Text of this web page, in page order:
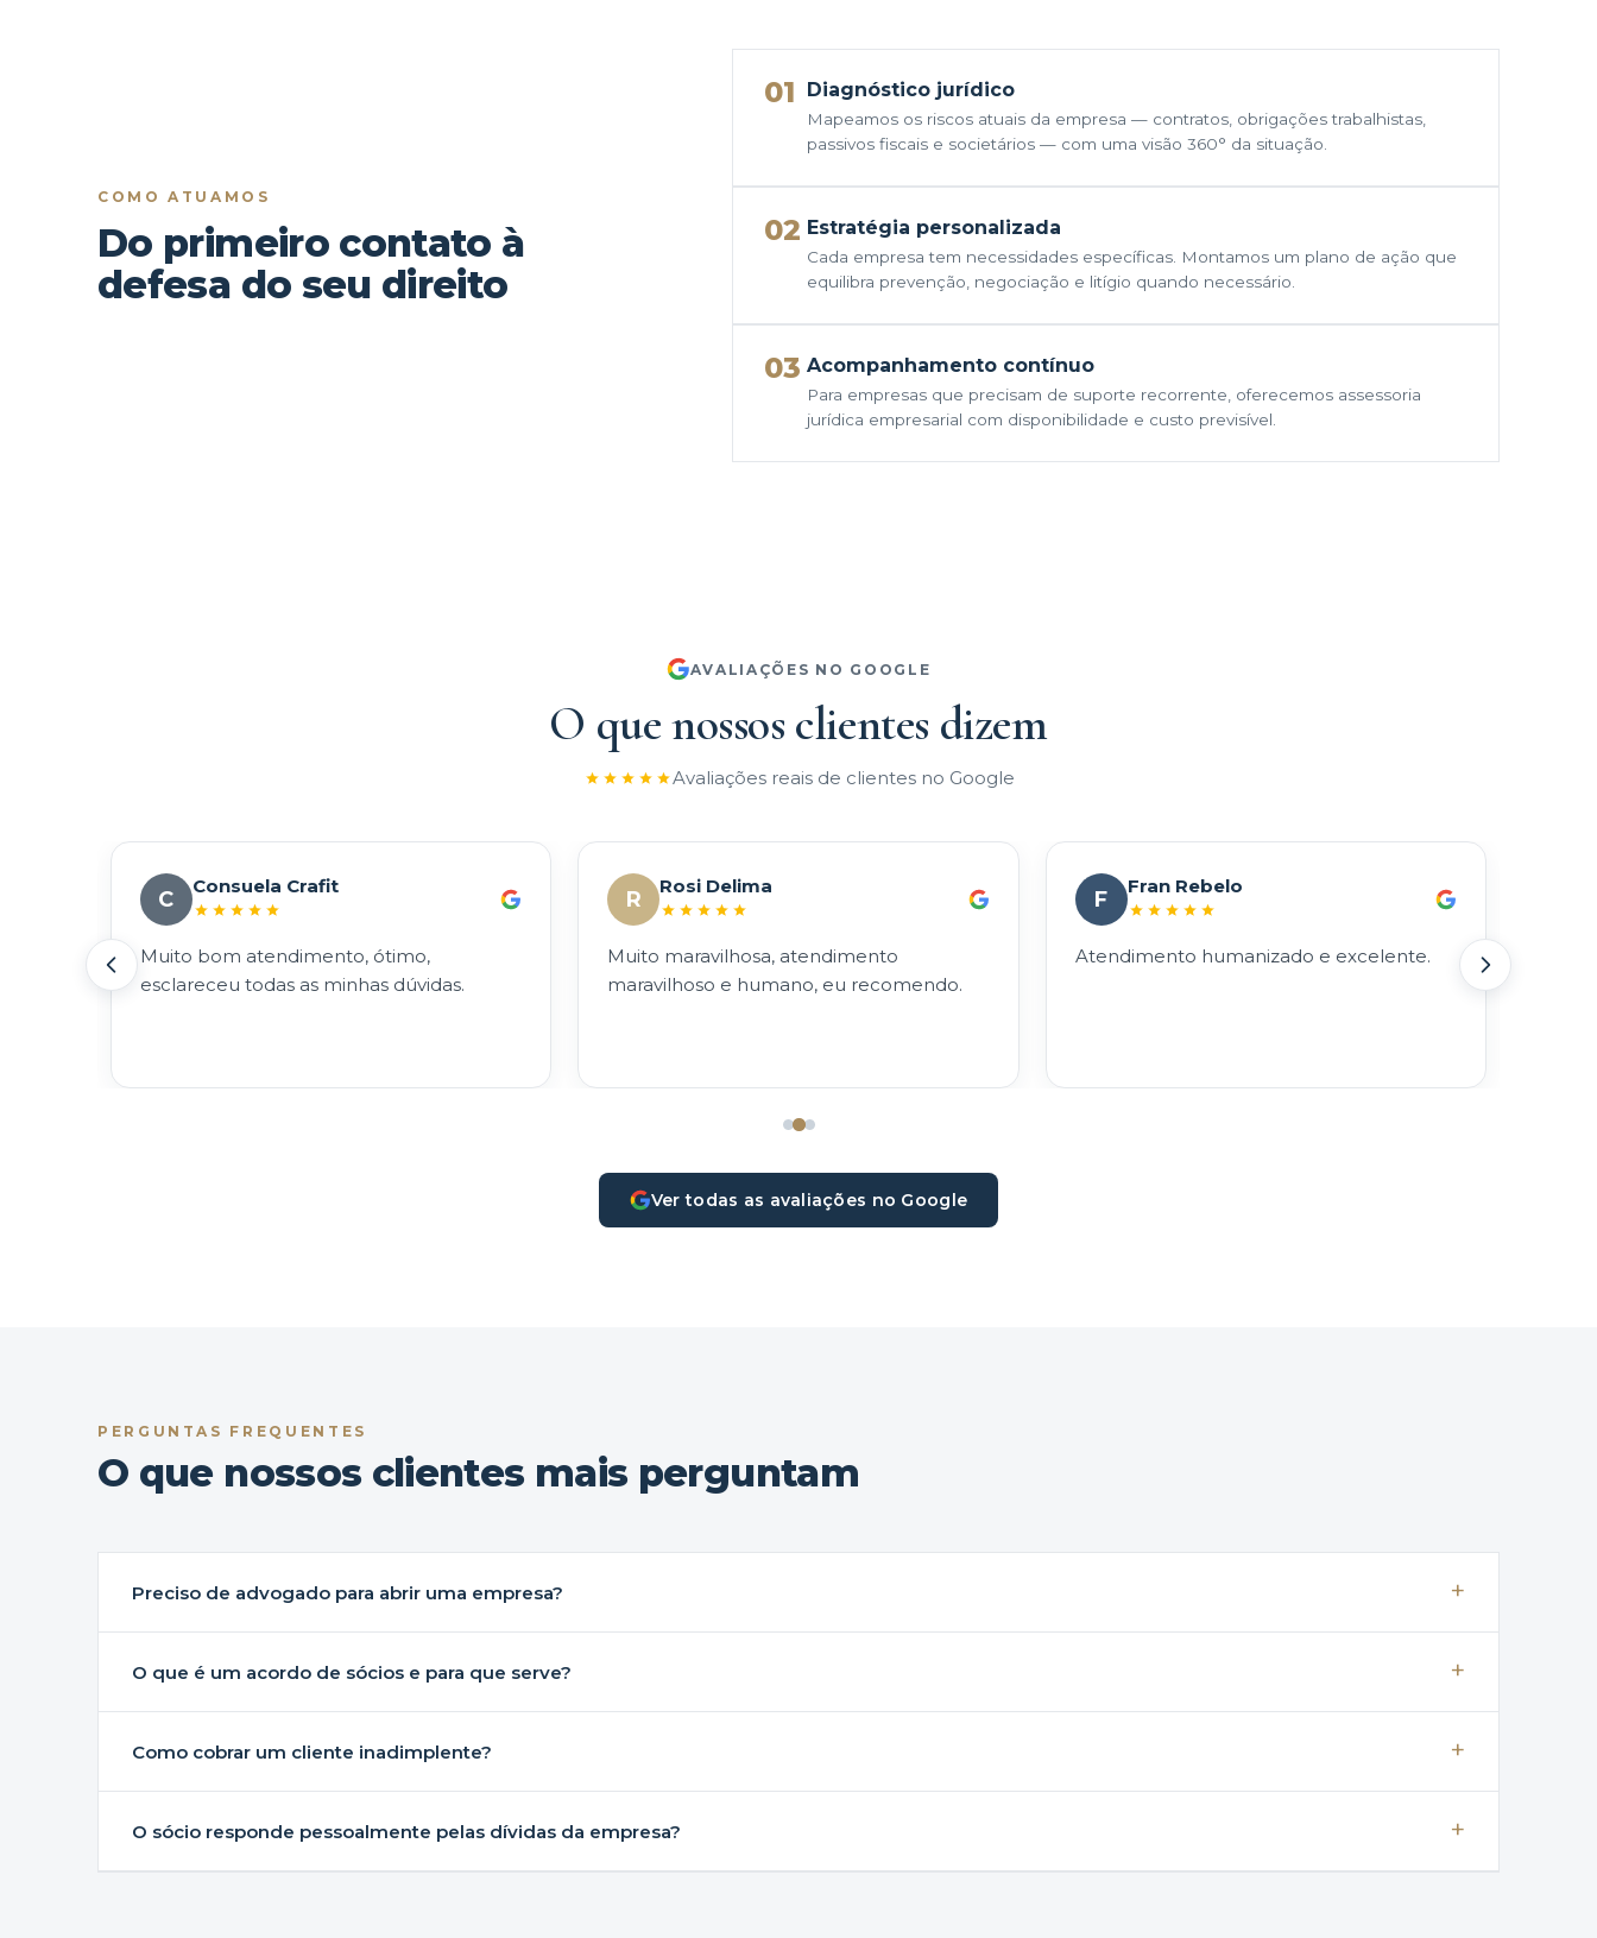
COMO ATUAMOS
Do primeiro contato à
defesa do seu direito
01 Diagnóstico jurídico
Mapeamos os riscos atuais da empresa — contratos, obrigações trabalhistas,
passivos fiscais e societários — com uma visão 360° da situação.
02 Estratégia personalizada
Cada empresa tem necessidades específicas. Montamos um plano de ação que
equilibra prevenção, negociação e litígio quando necessário.
03 Acompanhamento contínuo
Para empresas que precisam de suporte recorrente, oferecemos assessoria
jurídica empresarial com disponibilidade e custo previsível.
AVALIAÇÕES NO GOOGLE
O que nossos clientes dizem
Avaliações reais de clientes no Google
C
Consuela Crafit
Muito bom atendimento, ótimo,
esclareceu todas as minhas dúvidas.
R
Rosi Delima
Muito maravilhosa, atendimento
maravilhoso e humano, eu recomendo.
F
Fran Rebelo
Atendimento humanizado e excelente.
Ver todas as avaliações no Google
PERGUNTAS FREQUENTES
O que nossos clientes mais perguntam
Preciso de advogado para abrir uma empresa? +
O que é um acordo de sócios e para que serve? +
Como cobrar um cliente inadimplente? +
O sócio responde pessoalmente pelas dívidas da empresa? +